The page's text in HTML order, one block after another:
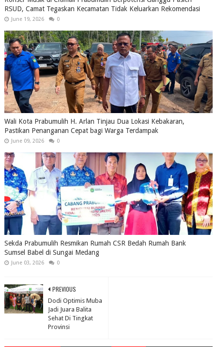
RSUD, Camat Tegaskan Kecamatan Tidak Keluarkan Rekomendasi
June 19, 2026 0
Wali Kota Prabumulih H. Arlan Tinjau Dua Lokasi Kebakaran,
Pastikan Penanganan Cepat bagi Warga Terdampak
June 09, 2026 0
Sekda Prabumulih Resmikan Rumah CSR Bedah Rumah Bank
Sumsel Babel di Sungai Medang
June 03, 2026 0
PREVIOUS
Dodi Optimis Muba
Jadi Juara Balita
Sehat Di Tingkat
Provinsi